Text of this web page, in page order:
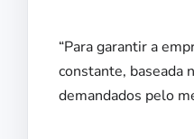
“Para garantir a
constante, baseada
demandados pelo